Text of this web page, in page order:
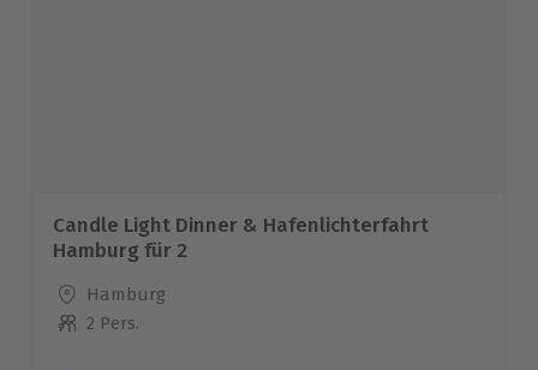
Candle Light Dinner & Hafenlichterfahrt
Hamburg für 2
Standort
Hamburg
Anzahl der Teilnehmer
2 Pers.